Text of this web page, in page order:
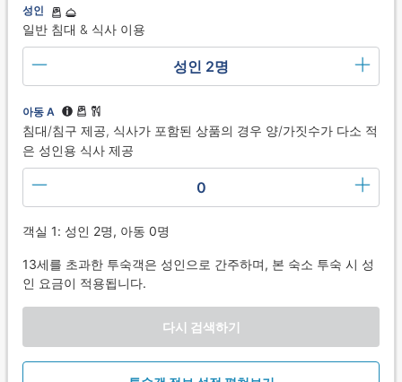
성인
일반 침대 & 식사 이용
성인 2명
아동 A
침대/침구 제공, 식사가 포함된 상품의 경우 양/가짓수가 다소 적
은 성인용 식사 제공
0
객실 1: 성인 2명, 아동 0명
13세를 초과한 투숙객은 성인으로 간주하며, 본 숙소 투숙 시 성
인 요금이 적용됩니다.
다시 검색하기